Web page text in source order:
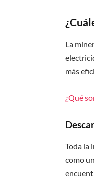
La
más
¿Qué
Toda la
como